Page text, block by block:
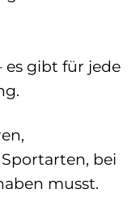
es gibt für jede
bei
musst.